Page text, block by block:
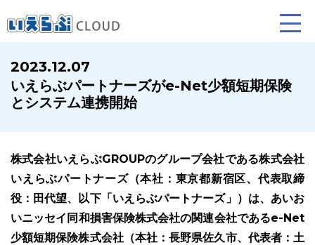
賃貸仲介 売買仲介
2023.12.07
いえらぶパートナーズがe-Net少額短期保険
とシステム連携開始
株式会社いえらぶGROUPのグループ会社である株式会社
いえらぶパートナーズ（本社：東京都新宿区、代表取締
役：田代望、以下「いえらぶパートナーズ」）は、あいお
いニッセイ同和損害保険株式会社の関連会社であるe-Net
少額短期保険株式会社（本社：長野県佐久市、代表者：土